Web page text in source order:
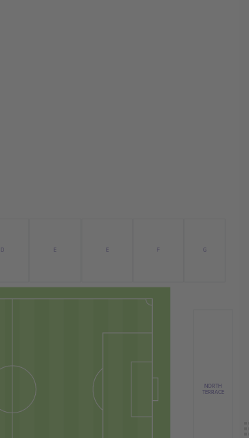
D E E F G
NORTH
TERRACE